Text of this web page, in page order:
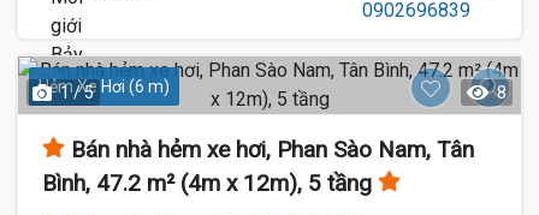
Hẻm Xe Hơi (6 m)
1 / 5 8
Bán nhà hẻm xe hơi, Phan Sào Nam, Tân
Bình, 47.2 m² (4m x 12m), 5 tầng